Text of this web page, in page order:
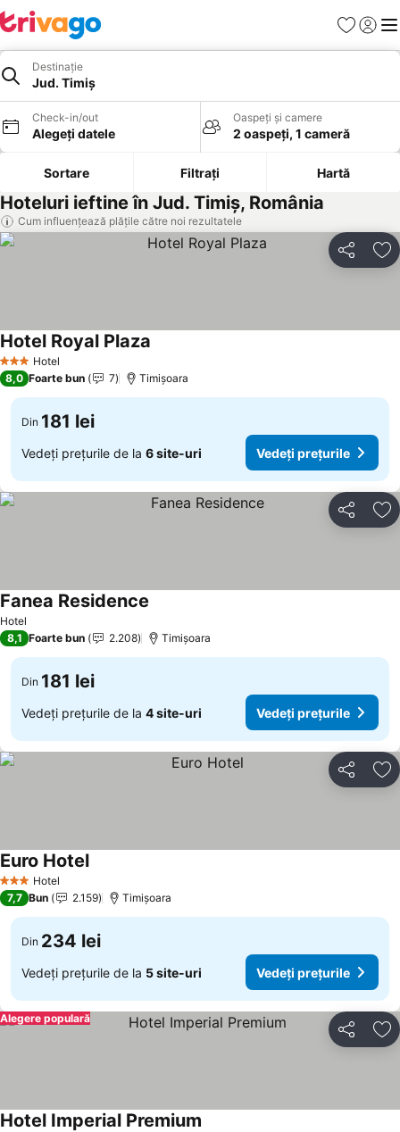
Favorite
Destinație
Jud. Timiș
Check-in/out
Alegeți datele
Oaspeți și camere
2 oaspeți, 1 cameră
Sortare Filtrați Hartă
Hoteluri ieftine în Jud. Timiș, România
Cum influențează plățile către noi rezultatele
Distribuiți
3 SteleHotel
Hotel Royal Plaza
8,0 Foarte bun 7 Timișoara
Din 181 lei
Vedeți prețurile de la 6 site-uri Vedeți prețurile
Distribuiți
Hotel
Fanea Residence
8,1 Foarte bun 2.208 Timișoara
Din 181 lei
Vedeți prețurile de la 4 site-uri Vedeți prețurile
Distribuiți
3 SteleHotel
Euro Hotel
7,7 Bun 2.159 Timișoara
Din 234 lei
Vedeți prețurile de la 5 site-uri Vedeți prețurile
Distribuiți
Alegere populară
Hotel Imperial Premium